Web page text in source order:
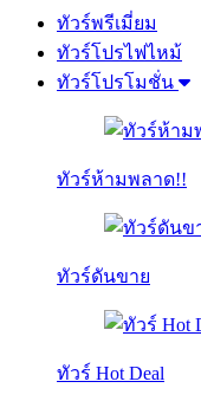
ทัวร์พรีเมี่ยม
ทัวร์โปรไฟไหม้
ทัวร์โปรโมชั่น
ทัวร์ห้ามพลาด!!
ทัวร์ดันขาย
ทัวร์ Hot Deal